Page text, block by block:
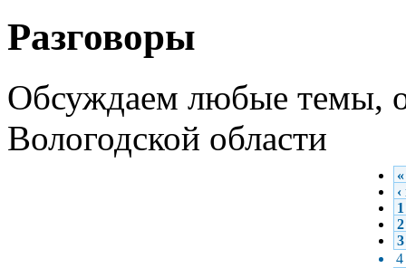
Разговоры
Обсуждаем любые темы,
Вологодской области
1
2
3
4